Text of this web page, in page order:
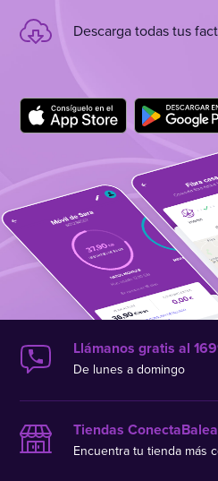
Descarga todas tus
Llámanos gratis al
De lunes a domingo
Tiendas
Encuentra tu tienda más